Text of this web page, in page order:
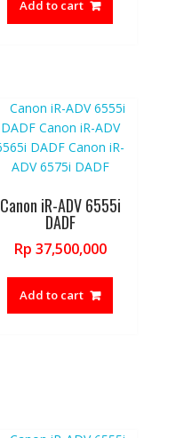
Add to cart
Canon iR-ADV 6555i
DADF
Rp 37,500,000
Add to cart